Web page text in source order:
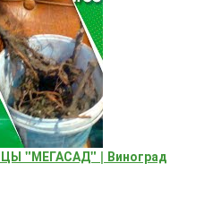
"МЕГАСАД" | Виноград